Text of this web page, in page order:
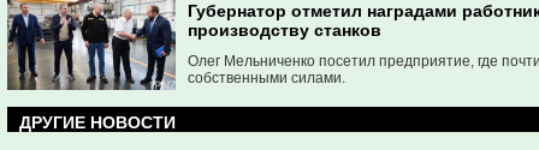
Губернатор отметил наградами
производству станков
Олег Мельниченко посетил предприятие, где
собственными силами.
ДРУГИЕ НОВОСТИ